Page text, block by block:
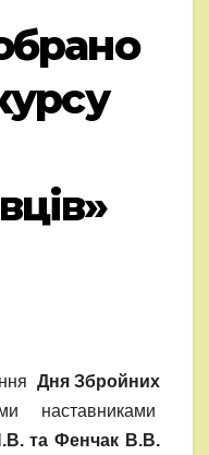
Дня Збройних
наставниками
та Фенчак В.В.